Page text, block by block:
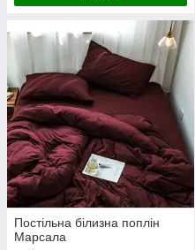
Постільна білизна поплін
Марсала